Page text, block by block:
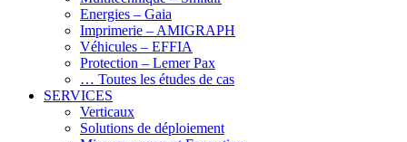
Energies – Gaia
Imprimerie – AMIGRAPH
Véhicules – EFFIA
Protection – Lemer Pax
… Toutes les études de cas
SERVICES
Verticaux
Solutions de déploiement